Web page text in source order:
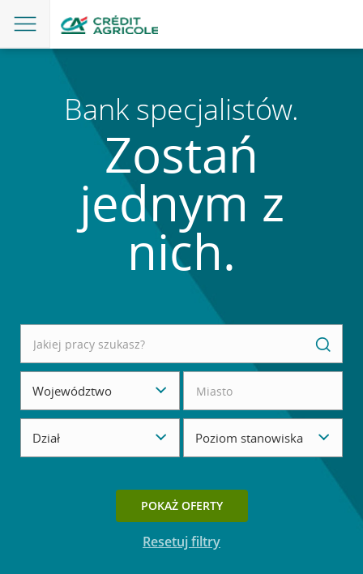
Bank specjalistów.
Zostań
jednym z
nich.
Województwo
Dział Poziom stanowiska
POKAŻ OFERTY
Resetuj filtry
Przycisk dostępny, gdy ustawisz filtry wyszukiwania.